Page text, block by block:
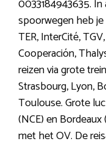
0033184943635.
spoorwegen heb
TER, InterCité,
Cooperación,
reizen via grote
Strasbourg, Lyon,
Toulouse. Grote
(NCE) en
met het OV. De